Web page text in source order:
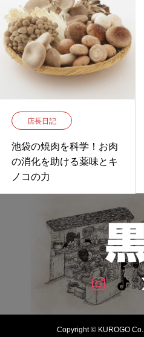
店長日記
池袋の焼肉を科学！お肉
の消化を助ける薬味とキ
ノコの力
Copyright © KUROGO